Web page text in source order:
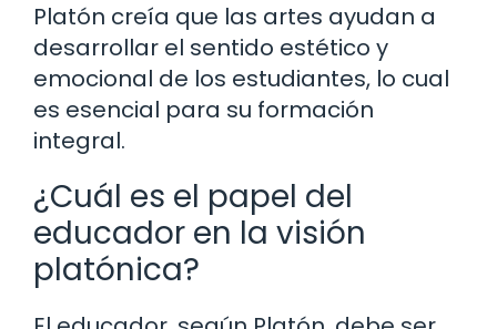
Platón creía que las artes ayudan a
desarrollar el sentido estético y
emocional de los estudiantes, lo cual
es esencial para su formación
integral.
¿Cuál es el papel del
educador en la visión
platónica?